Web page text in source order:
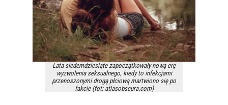
Lata siedemdziesiąte zapoczątkowały nową erę
wyzwolenia seksualnego, kiedy to infekcjami
przenoszonymi drogą płciową martwiono się po
fakcie (fot: atlasobscura.com)